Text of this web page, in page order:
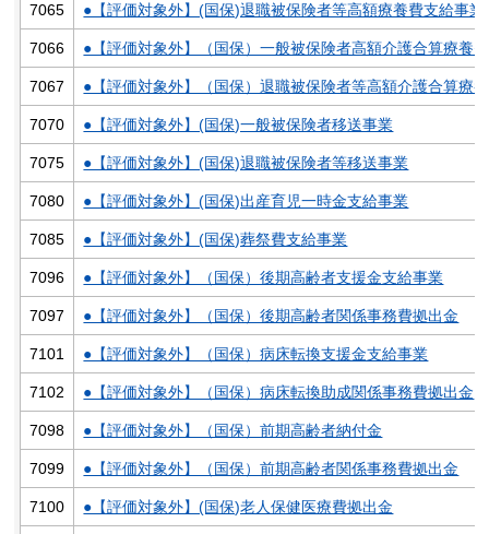
7065 ●【評価対象外】(国保)退職被保険者等高額療養費支給事業
7066 ●【評価対象外】（国保）一般被保険者高額介護合算療養
7067 ●【評価対象外】（国保）退職被保険者等高額介護合算療
7070 ●【評価対象外】(国保)一般被保険者移送事業
7075 ●【評価対象外】(国保)退職被保険者等移送事業
7080 ●【評価対象外】(国保)出産育児一時金支給事業
7085 ●【評価対象外】(国保)葬祭費支給事業
7096 ●【評価対象外】（国保）後期高齢者支援金支給事業
7097 ●【評価対象外】（国保）後期高齢者関係事務費拠出金
7101 ●【評価対象外】（国保）病床転換支援金支給事業
7102 ●【評価対象外】（国保）病床転換助成関係事務費拠出金
7098 ●【評価対象外】（国保）前期高齢者納付金
7099 ●【評価対象外】（国保）前期高齢者関係事務費拠出金
7100 ●【評価対象外】(国保)老人保健医療費拠出金